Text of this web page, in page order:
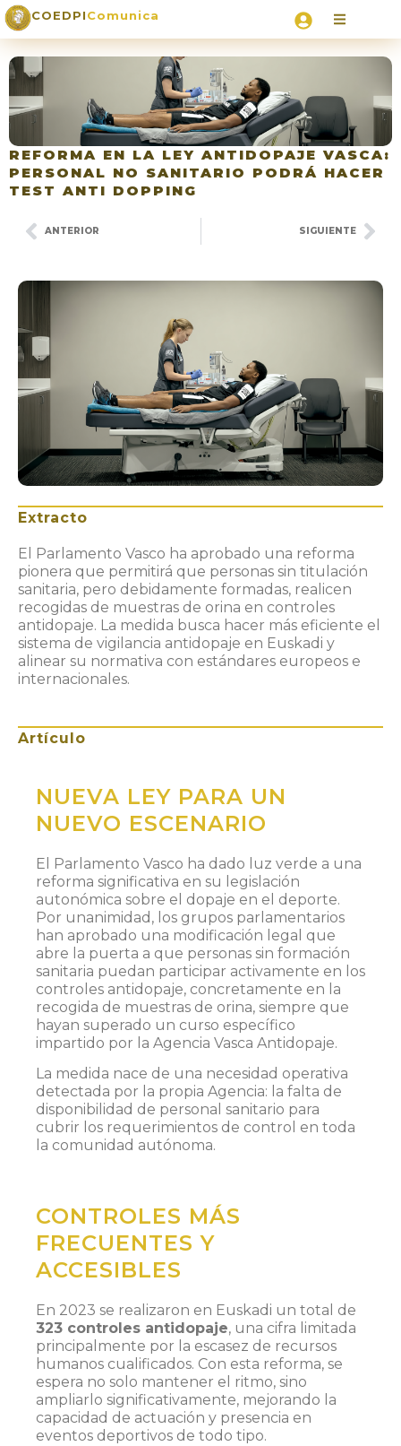
COEDPIComunica
REFORMA EN LA LEY ANTIDOPAJE VASCA:
PERSONAL NO SANITARIO PODRÁ HACER
TEST ANTI DOPPING
ANTERIOR SIGUIENTE
Extracto
El Parlamento Vasco ha aprobado una reforma
pionera que permitirá que personas sin titulación
sanitaria, pero debidamente formadas, realicen
recogidas de muestras de orina en controles
antidopaje. La medida busca hacer más eficiente el
sistema de vigilancia antidopaje en Euskadi y
alinear su normativa con estándares europeos e
internacionales.
Artículo
NUEVA LEY PARA UN
NUEVO ESCENARIO
El Parlamento Vasco ha dado luz verde a una
reforma significativa en su legislación
autonómica sobre el dopaje en el deporte.
Por unanimidad, los grupos parlamentarios
han aprobado una modificación legal que
abre la puerta a que personas sin formación
sanitaria puedan participar activamente en los
controles antidopaje, concretamente en la
recogida de muestras de orina, siempre que
hayan superado un curso específico
impartido por la Agencia Vasca Antidopaje.
La medida nace de una necesidad operativa
detectada por la propia Agencia: la falta de
disponibilidad de personal sanitario para
cubrir los requerimientos de control en toda
la comunidad autónoma.
CONTROLES MÁS
FRECUENTES Y
ACCESIBLES
En 2023 se realizaron en Euskadi un total de
323 controles antidopaje, una cifra limitada
principalmente por la escasez de recursos
humanos cualificados. Con esta reforma, se
espera no solo mantener el ritmo, sino
ampliarlo significativamente, mejorando la
capacidad de actuación y presencia en
eventos deportivos de todo tipo.